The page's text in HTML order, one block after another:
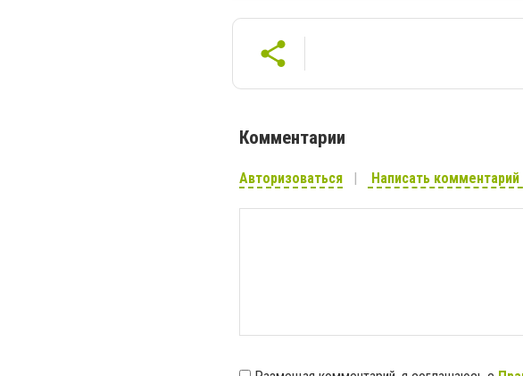
Комментарии
Авторизоваться Написать